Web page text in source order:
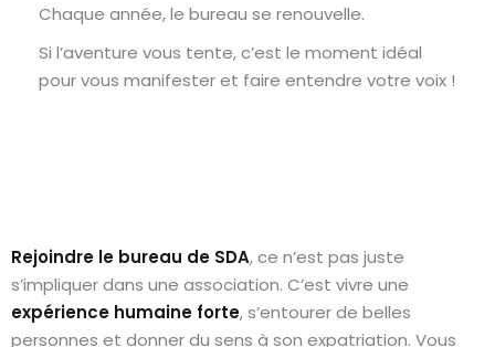
Chaque année, le bureau se renouvelle.
Si l’aventure vous tente, c’est le moment idéal
pour vous manifester et faire entendre votre voix !
Rejoindre le bureau de SDA, ce n’est pas juste
s’impliquer dans une association. C’est vivre une
expérience humaine forte, s’entourer de belles
personnes et donner du sens à son expatriation. Vous